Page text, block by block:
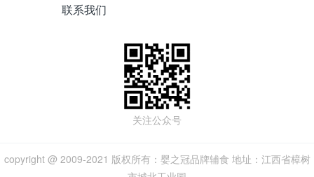
联系我们
关注公众号
copyright @ 2009-2021 版权所有：婴之冠品牌辅食 地址：江西省樟树